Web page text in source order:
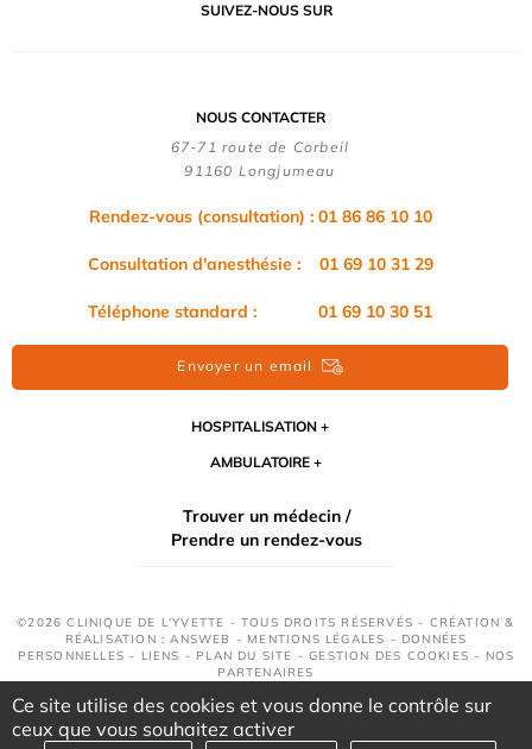
SUIVEZ-NOUS SUR
NOUS CONTACTER
67-71 route de Corbeil
91160 Longjumeau
Rendez-vous (consultation) : 01 86 86 10 10
Consultation d'anesthésie : 01 69 10 31 29
Téléphone standard : 01 69 10 30 51
Envoyer un email
HOSPITALISATION
AMBULATOIRE
Trouver un médecin /
Prendre un rendez-vous
©2026 CLINIQUE DE L'YVETTE - TOUS DROITS RÉSERVÉS - CRÉATION &
RÉALISATION : ANSWEB - MENTIONS LÉGALES - DONNÉES
PERSONNELLES - LIENS - PLAN DU SITE -GESTION DES COOKIES - NOS
PARTENAIRES
Ce site utilise des cookies et vous donne le contrôle sur
ceux que vous souhaitez activer